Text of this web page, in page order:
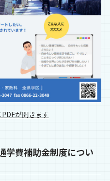
が開きます
学費補助金制度につい